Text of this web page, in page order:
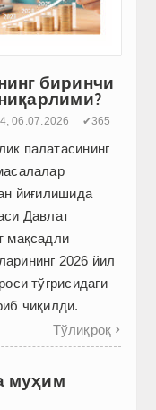
биринчи
06.07.2026 ✔365
палатасининг
йиғилишида
Давлат
мақсадли
2026 йил
тўғрисидаги
чиқилди.
Тўлиқроқ 
муҳим